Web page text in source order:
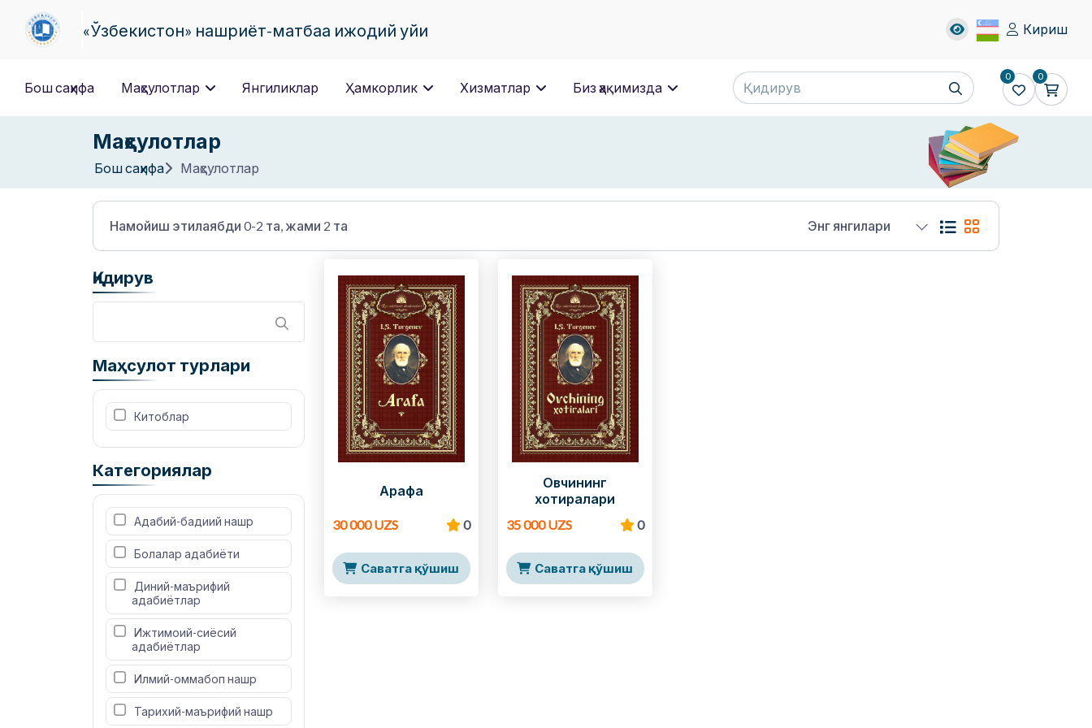
«Ўзбекистон» нашриёт-матбаа ижодий уйи Кириш
Бош саҳифа Маҳсулотлар Янгиликлар Ҳамкорлик Хизматлар Биз ҳақимизда
0 0
Маҳсулотлар
Бош саҳифа Маҳсулотлар
Намойиш этилаябди 0-2 та, жами 2 та Энг янгилари
Қидирув
Маҳсулот турлари
Китоблар
Категориялар
Адабий-бадиий нашр
Болалар адабиёти
адабиётлар
адабиётлар
Илмий-оммабоп нашр
Тарихий-маърифий нашр
Арафа
30 000 UZS 0
Саватга қўшиш
Овчининг
хотиралари
35 000 UZS
0
Саватга қўшиш